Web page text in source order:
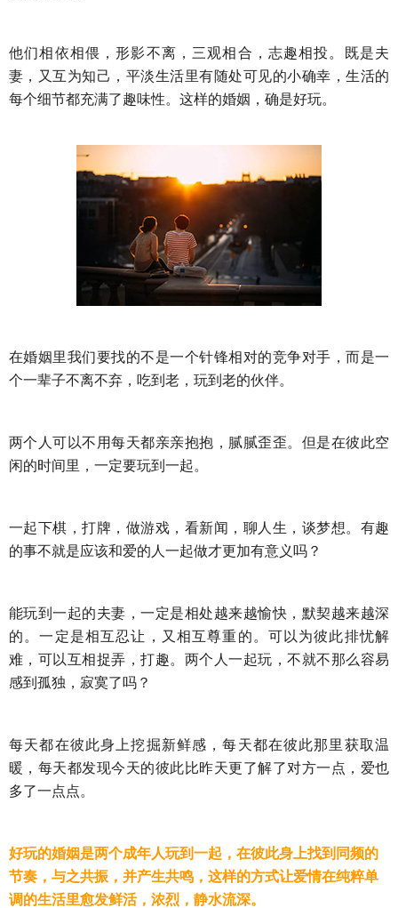
他们相依相偎，形影不离，三观相合，志趣相投。既是夫
妻，又互为知己，平淡生活里有随处可见的小确幸，生活的
每个细节都充满了趣味性。这样的婚姻，确是好玩。
在婚姻里我们要找的不是一个针锋相对的竞争对手，而是一
个一辈子不离不弃，吃到老，玩到老的伙伴。
两个人可以不用每天都亲亲抱抱，腻腻歪歪。但是在彼此空
闲的时间里，一定要玩到一起。
一起下棋，打牌，做游戏，看新闻，聊人生，谈梦想。有趣
的事不就是应该和爱的人一起做才更加有意义吗？
能玩到一起的夫妻，一定是相处越来越愉快，默契越来越深
的。一定是相互忍让，又相互尊重的。可以为彼此排忧解
难，可以互相捉弄，打趣。两个人一起玩，不就不那么容易
感到孤独，寂寞了吗？
每天都在彼此身上挖掘新鲜感，每天都在彼此那里获取温
暖，每天都发现今天的彼此比昨天更了解了对方一点，爱也
多了一点点。
好玩的婚姻是两个成年人玩到一起，在彼此身上找到同频的
节奏，与之共振，并产生共鸣，这样的方式让爱情在纯粹单
调的生活里愈发鲜活，浓烈，静水流深。